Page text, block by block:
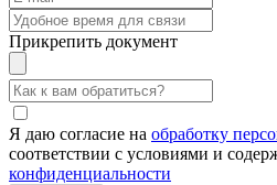
Прикрепить документ
Я даю согласие на обработку
соответствии с условиями и
конфиденциальности